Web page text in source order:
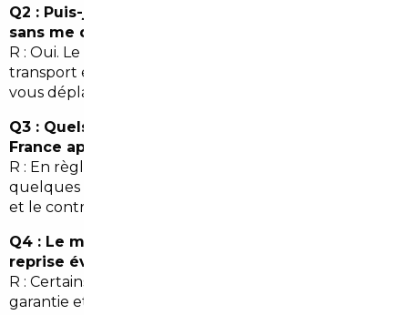
Q2 : Puis-je importer une voiture d'Allemagne
sans me déplacer depuis Thann ?
R : Oui. Le courtier peut gérer la visite, l'achat, le
transport et l'immatriculation sans que vous ayez à
vous déplacer.
Q3 : Quels délais pour l'immatriculation en
France après import ?
R : En règle générale, compter de quelques jours à
quelques semaines selon la rapidité des documents
et le contrôle technique.
Q4 : Le mandat couvre-t-il les garanties et la
reprise éventuelle ?
R : Certains mandataires proposent des extensions de
garantie et des options de reprise. Vérifiez les